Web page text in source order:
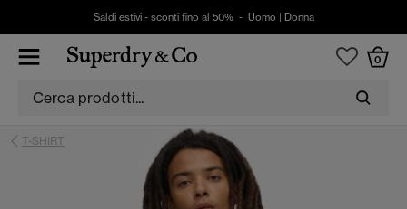
Saldi estivi - sconti fino al 50% - Uomo Donna
0
T-SHIRT